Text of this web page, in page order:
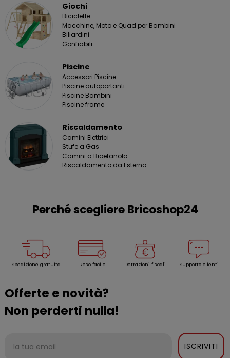
Giochi
Biciclette
Macchine, Moto e Quad per Bambini
Biliardini
Gonfiabili
Piscine
Accessori Piscine
Piscine autoportanti
Piscine Bambini
Piscine frame
Riscaldamento
Camini Elettrici
Stufe a Gas
Camini a Bioetanolo
Riscaldamento da Esterno
Perché scegliere Bricoshop24
Spedizione gratuita Reso facile Detrazioni fiscali Supporto clienti
Offerte e novità?
Non perderti nulla!
ISCRIVITI